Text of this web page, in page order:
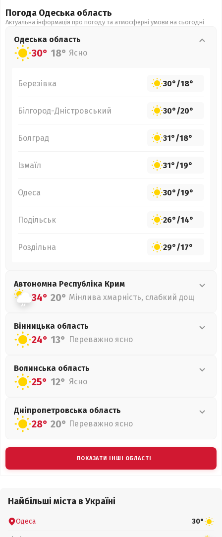
Погода Одеська область
Актуальна інформація про погоду та атмосферні умови на сьогодні
Одеська область
30° 18° Ясно
Березівка 30°/18°
Білгород-Дністровський 30°/20°
Болград 31°/18°
Ізмаїл 31°/19°
Одеса 30°/19°
Подільськ 26°/14°
Роздільна 29°/17°
Автономна Республіка Крим
34° 20° Мінлива хмарність, слабкий дощ
Вінницька область
24° 13° Переважно ясно
Волинська область
25° 12° Ясно
Дніпропетровська область
28° 20° Переважно ясно
ПОКАЗАТИ ІНШІ ОБЛАСТІ
Найбільші міста в Україні
Одеса 30°